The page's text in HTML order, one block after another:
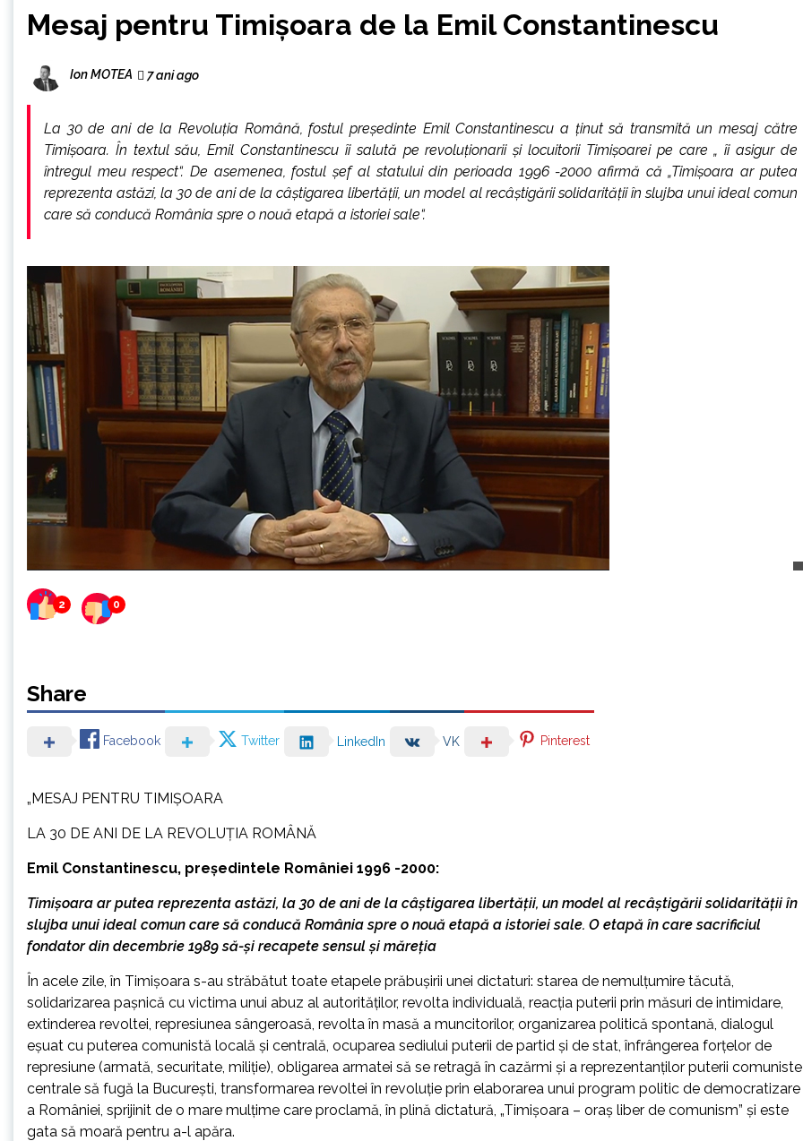
Mesaj pentru Timișoara de la Emil Constantinescu
Ion MOTEA 7 ani ago
La 30 de ani de la Revoluția Română, fostul președinte Emil Constantinescu a ținut să transmită un mesaj către
Timișoara. În textul său, Emil Constantinescu îi salută pe revoluționarii și locuitorii Timișoarei pe care „ îi asigur de
întregul meu respect“. De asemenea, fostul șef al statului din perioada 1996 -2000 afirmă că „Timișoara ar putea
reprezenta astăzi, la 30 de ani de la câștigarea libertății, un model al recâștigării solidarității în slujba unui ideal comun
care să conducă România spre o nouă etapă a istoriei sale“.
2 0
Share
Facebook Twitter LinkedIn VK Pinterest
„MESAJ PENTRU TIMIȘOARA
LA 30 DE ANI DE LA REVOLUȚIA ROMÂNĂ
Emil Constantinescu, președintele României 1996 -2000:
Timișoara ar putea reprezenta astăzi, la 30 de ani de la câștigarea libertății, un model al recâștigării solidarității în
slujba unui ideal comun care să conducă România spre o nouă etapă a istoriei sale. O etapă în care sacrificiul
fondator din decembrie 1989 să-și recapete sensul și măreția
În acele zile, în Timișoara s-au străbătut toate etapele prăbuşirii unei dictaturi: starea de nemulţumire tăcută,
solidarizarea paşnică cu victima unui abuz al autorităților, revolta individuală, reacţia puterii prin măsuri de intimidare,
extinderea revoltei, represiunea sângeroasă, revolta în masă a muncitorilor, organizarea politică spontană, dialogul
eşuat cu puterea comunistă locală şi centrală, ocuparea sediului puterii de partid şi de stat, înfrângerea forţelor de
represiune (armată, securitate, miliţie), obligarea armatei să se retragă în cazărmi şi a reprezentanţilor puterii comuniste
centrale să fugă la Bucureşti, transformarea revoltei în revoluţie prin elaborarea unui program politic de democratizare
a României, sprijinit de o mare mulţime care proclamă, în plină dictatură, „Timişoara – oraş liber de comunism” şi este
gata să moară pentru a-l apăra.